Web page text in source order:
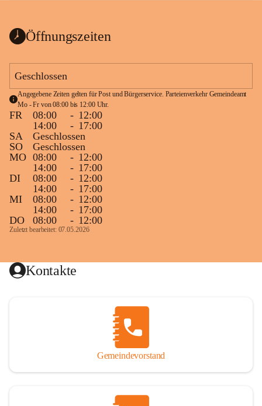
Öffnungszeiten
Geschlossen
Angegebene Zeiten gelten für Post und Bürgerservice. Parteienverkehr Gemeindeamt
Mo - Fr von 08:00 bis 12:00 Uhr.
FR 08:00 - 12:00
14:00
- 17:00
SA
Geschlossen
SO
Geschlossen
MO 08:00 - 12:00
14:00
- 17:00
DI
08:00 - 12:00
14:00
- 17:00
MI
08:00 - 12:00
14:00
- 17:00
DO
08:00 - 12:00
Zuletzt bearbeitet: 07.05.2026
Kontakte
Gemeindevorstand